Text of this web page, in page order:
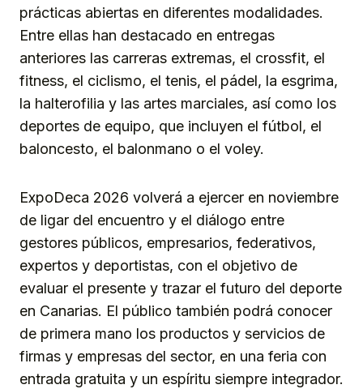
prácticas abiertas en diferentes modalidades.
Entre ellas han destacado en entregas
anteriores las carreras extremas, el crossfit, el
fitness, el ciclismo, el tenis, el pádel, la esgrima,
la halterofilia y las artes marciales, así como los
deportes de equipo, que incluyen el fútbol, el
baloncesto, el balonmano o el voley.
ExpoDeca 2026 volverá a ejercer en noviembre
de ligar del encuentro y el diálogo entre
gestores públicos, empresarios, federativos,
expertos y deportistas, con el objetivo de
evaluar el presente y trazar el futuro del deporte
en Canarias. El público también podrá conocer
de primera mano los productos y servicios de
firmas y empresas del sector, en una feria con
entrada gratuita y un espíritu siempre integrador.